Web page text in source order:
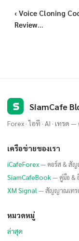
‹ Voice Cloning
Review...
S SiamCafe
Forex · ไอที · AI · เทร
เครือข่ายของเรา
iCafeForex— คอร์ส & สั
SiamCafeBook— คู่มือ &
XM Signal — สัญญาณเทร
หมวดหมู่
ล่าสุด